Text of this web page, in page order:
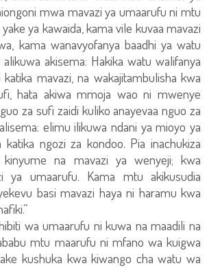
mwa mavazi ya umaarufu ni mtu
ya kawaida, kama vile kuvaa mavazi
kama wanavyofanya baadhi ya watu
akisema: Hakika watu walifanya
mavazi, na wakajitambulisha kwa
hata akiwa mmoja wao ni mwenye
za sufi zaidi kuliko anayevaa nguo za
elimu ilikuwa ndani ya mioyo ya
ngozi za kondoo. Pia inachukiza
kinyume na mavazi ya wenyeji; kwa
ya umaarufu. Kama mtu akikusudia
basi mavazi haya ni haramu kwa
wa umaarufu ni kuwa na maadili na
mtu maarufu ni mfano wa kuigwa
kushuka kwa kiwango cha watu wa